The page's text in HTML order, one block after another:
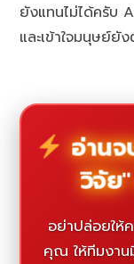
ยังแทนไม่ได้ครับ
และเข้าใจมนุษย์ยั
อ่านจ
วิจัย
อย่าปล่อยให้
คุณ ให้ทีมงาน